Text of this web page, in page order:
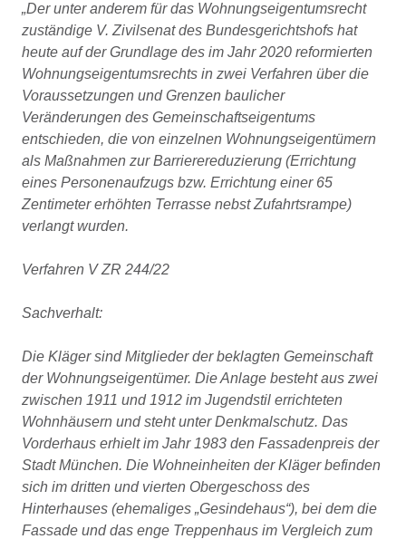
„Der unter anderem für das Wohnungseigentumsrecht
zuständige V. Zivilsenat des Bundesgerichtshofs hat
heute auf der Grundlage des im Jahr 2020 reformierten
Wohnungseigentumsrechts in zwei Verfahren über die
Voraussetzungen und Grenzen baulicher
Veränderungen des Gemeinschaftseigentums
entschieden, die von einzelnen Wohnungseigentümern
als Maßnahmen zur Barrierereduzierung (Errichtung
eines Personenaufzugs bzw. Errichtung einer 65
Zentimeter erhöhten Terrasse nebst Zufahrtsrampe)
verlangt wurden.
Verfahren V ZR 244/22
Sachverhalt:
Die Kläger sind Mitglieder der beklagten Gemeinschaft
der Wohnungseigentümer. Die Anlage besteht aus zwei
zwischen 1911 und 1912 im Jugendstil errichteten
Wohnhäusern und steht unter Denkmalschutz. Das
Vorderhaus erhielt im Jahr 1983 den Fassadenpreis der
Stadt München. Die Wohneinheiten der Kläger befinden
sich im dritten und vierten Obergeschoss des
Hinterhauses (ehemaliges „Gesindehaus“), bei dem die
Fassade und das enge Treppenhaus im Vergleich zum